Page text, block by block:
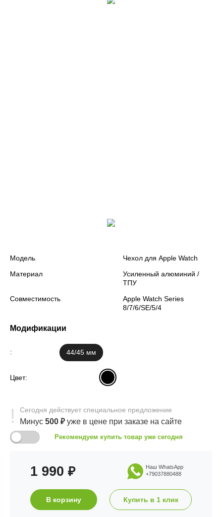
Модель
Чехол для Apple Watch
Материал
Усиленный алюминий /
ТПУ
Совместимость
Apple Watch Series
8/7/6/SE/5/4
Модификации
: 44/45 мм
Цвет:
Сегодня действует специальное предложение
Минус 500 ₽ уже в цене при заказе на сайте
Рекомендуем купить товар уже сегодня
1 990 ₽
Наш WhatsApp
+79037880488
В корзину Купить в 1 клик